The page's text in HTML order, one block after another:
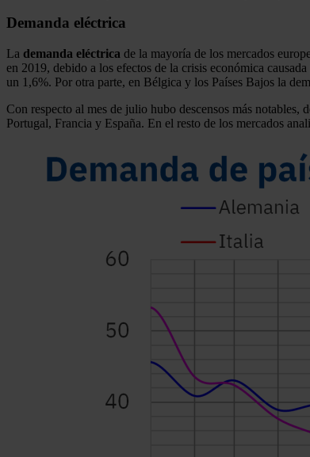
Demanda eléctrica
La demanda eléctrica de la mayoría de los mercados
en 2019, debido a los efectos de la crisis económica
un 1,6%. Por otra parte, en Bélgica y los Países Bajos la
Con respecto al mes de julio hubo descensos más
Portugal, Francia y España. En el resto de los mercados